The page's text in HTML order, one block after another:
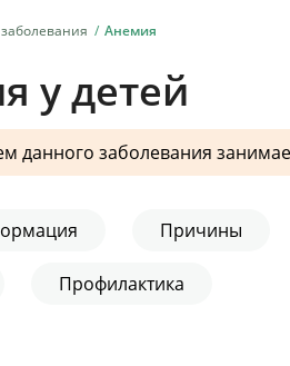
Анемия
у детей
данного заболевания
Причины
Профилактика